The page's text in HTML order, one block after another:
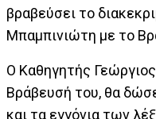
βραβεύσει το
Μπαμπινιώτη με το
Ο Καθηγητής
Βράβευσή του, θα
και τα εγγόνια των